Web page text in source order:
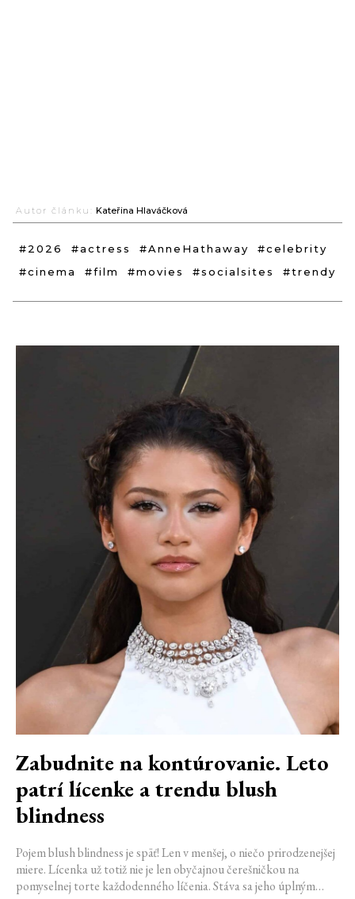
Autor článku: Kateřina Hlaváčková
#2026 #actress #AnneHathaway
#celebrity
#cinema
#film #movies #socialsites #trendy
Zabudnite na kontúrovanie. Leto
patrí lícenke a trendu blush
blindness
Pojem blush blindness je späť! Len v menšej, o niečo prirodzenejšej
miere. Lícenka už totiž nie je len obyčajnou čerešničkou na
pomyselnej torte každodenného líčenia. Stáva sa jeho úplným